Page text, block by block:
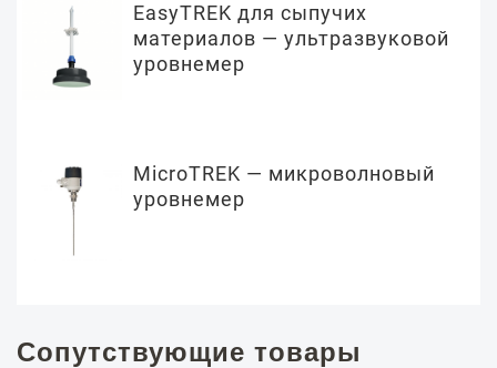
EasyTREK для сыпучих
материалов — ультразвуковой
уровнемер
MicroTREK — микроволновый
уровнемер
Сопутствующие товары